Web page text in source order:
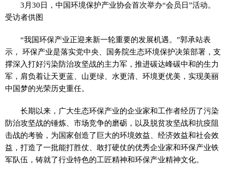
3月30日，中国环境保护产业协会首次举办“会员日”活动。
受访者供图
“我国环保产业正迎来新一轮重要的发展机遇。”郭承站表
示， 环保产业是落实党中央、国务院生态环境保护决策部署，支
撑深入打好污染防治攻坚战的主力军，推进碳达峰碳中和的生力
军，肩负着让天更蓝、山更绿、水更清、环境更优美，实现美丽
中国梦的光荣历史重任。
长期以来，广大生态环保产业的企业家和工作者经历了污染
防治攻坚战的锤炼、市场竞争的磨砺，以及脱贫攻坚战和抗疫阻
击战的考验，为国家创造了巨大的环境效益、经济效益和社会效
益，打造了一批能打胜仗、敢打硬仗的优秀企业家和环保产业铁
军队伍，铸就了行业特色的工匠精神和环保产业精神文化。